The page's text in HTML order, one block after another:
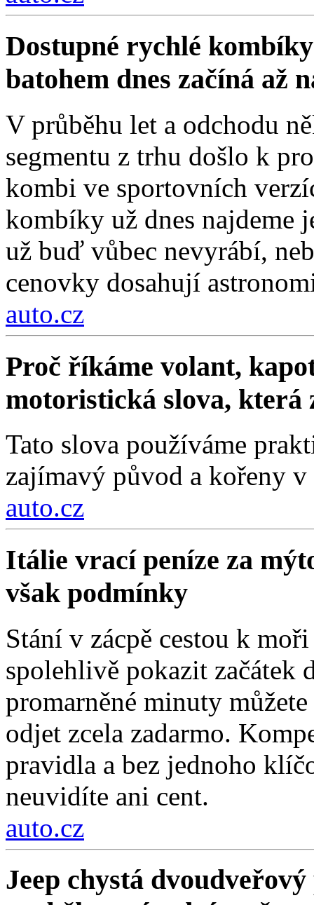
Dostupné rychlé
batohem dnes začíná až
V průběhu let a odchodu
segmentu z trhu došlo k
kombi ve sportovních
kombíky už dnes najdeme
už buď vůbec nevyrábí,
cenovky dosahují
auto.cz
Proč říkáme volant,
motoristická slova, která
Tato slova používáme
zajímavý původ a kořeny
auto.cz
Itálie vrací peníze za
však podmínky
Stání v zácpě cestou k
spolehlivě pokazit začátek
promarněné minuty
odjet zcela zadarmo.
pravidla a bez jednoho
neuvidíte ani cent.
auto.cz
Jeep chystá